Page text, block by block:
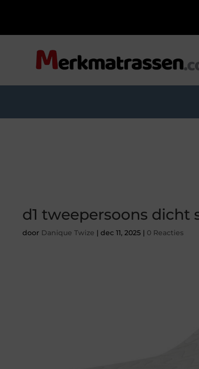
d1 tweepersoons dicht
door Danique Twize | dec 11, 2025| 0 Reacties